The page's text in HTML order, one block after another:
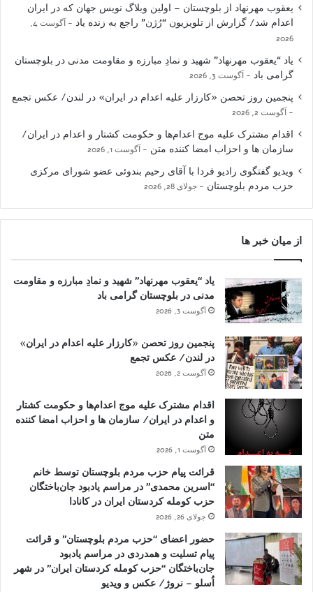
یعقوب مهرنهاد از بلوچستان – اولین وبلاگ نویس جهان که در ایران
اعدام شد/ گزارش از تلویزیون “رُژن” راجع به زنده یاد
آگوست 4,
2026
یاد “یعقوب مهرنهاد” شهید و نمادِ مبارزه و مقاومت مدنی در بلوچستان
گرامی باد
آگوست 3, 2026
پنجمین روز تحصن «کارزار علیه اعدام در ایران» در لندن/ عکس تجمع
آگوست 2, 2026
اقدام مشترک علیه موج اعدام‌ها و حکومت کشتار و اعدام در ایران/
سازمان ها و احزاب امضا کننده متن
آگوست 1, 2026
ویدیو گفتگوی رادیو فردا با آقای رحیم بندوئی عضو شورای مرکزی
حزب مردم بلوچستان
جولای 28, 2026
از میان خبر ها
یاد “یعقوب مهرنهاد” شهید و نمادِ مبارزه و مقاومت
مدنی در بلوچستان گرامی باد
آگوست 3, 2026
پنجمین روز تحصن «کارزار علیه اعدام در ایران»
در لندن/ عکس تجمع
آگوست 2, 2026
اقدام مشترک علیه موج اعدام‌ها و حکومت کشتار
و اعدام در ایران/ سازمان ها و احزاب امضا کننده
متن
آگوست 1, 2026
قرائت پیام حزب مردم بلوچستان توسط خانم
“اسرین محمدی” در مراسم یادبود جان‌باختگان
حزب کومله کردستان ایران در کانادا
جولای 26, 2026
حضور اعضای “حزب مردم بلوچستان” و قرائت
پیام تسلیت و همدردی در مراسم یادبود
جان‌باختگان “حزب کومله کردستان ایران” در شهر
اُسلو – نروژ/ عکس و ویدیو